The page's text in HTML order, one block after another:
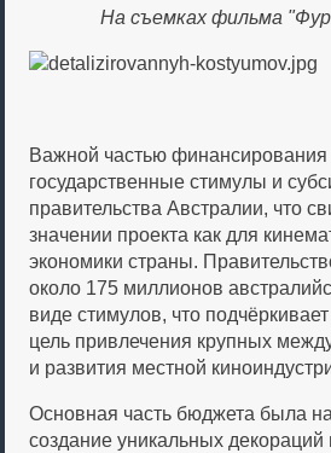
На съемках фильма
Важной частью финансирования
государственные стимулы и
правительства Австралии, что
значении проекта как для
экономики страны.
около 175 миллионов
виде стимулов, что
цель привлечения крупных
и развития местной
Основная часть бюджета была
создание уникальных декораций